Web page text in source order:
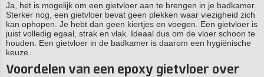
Ja, het is mogelijk om een gietvloer aan te brengen in je badkamer.
Sterker nog, een gietvloer bevat geen plekken waar viezigheid zich
kan ophopen. Je hebt dan geen kiertjes en voegen. Een gietvloer is
juist volledig egaal, strak en vlak. Ideaal dus om de vloer schoon te
houden. Een gietvloer in de badkamer is daarom een hygiënische
keuze.
Voordelen van een epoxy gietvloer over